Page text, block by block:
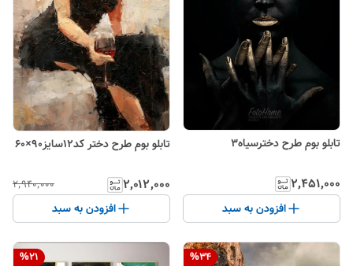
تابلو بوم طرح دخترسیاه۳
۲٬۴۵۱٬۰۰۰
افزودن به سبد
تابلو بوم طرح دختر کد۱۲سایز۹۰×۶۰
۲٬۰۱۲٬۰۰۰ ۲٬۹۴۰٬۰۰۰
افزودن به سبد
%34
%21